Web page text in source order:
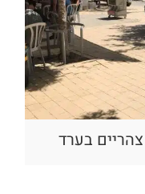
בערד